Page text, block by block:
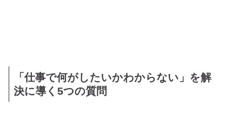
「仕事で何がしたいかわからない」を解
決に導く5つの質問